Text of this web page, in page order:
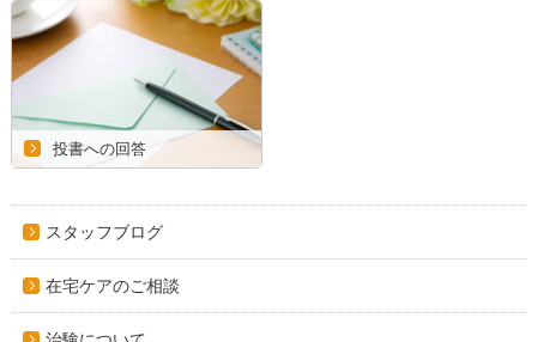
投書への回答
スタッフブログ
在宅ケアのご相談